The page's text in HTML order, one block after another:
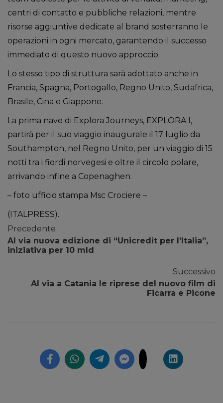
centri di contatto e pubbliche relazioni, mentre
risorse aggiuntive dedicate al brand sosterranno le
operazioni in ogni mercato, garantendo il successo
immediato di questo nuovo approccio.
Lo stesso tipo di struttura sarà adottato anche in
Francia, Spagna, Portogallo, Regno Unito, Sudafrica,
Brasile, Cina e Giappone.
La prima nave di Explora Journeys, EXPLORA I,
partirà per il suo viaggio inaugurale il 17 luglio da
Southampton, nel Regno Unito, per un viaggio di 15
notti tra i fiordi norvegesi e oltre il circolo polare,
arrivando infine a Copenaghen.
– foto ufficio stampa Msc Crociere –
(ITALPRESS).
Precedente
Al via nuova edizione di “Unicredit per l’Italia”,
iniziativa per 10 mld
Successivo
Al via a Catania le riprese del nuovo film di
Ficarra e Picone